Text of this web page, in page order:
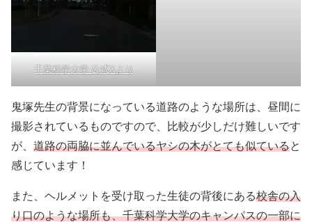
千葉科学大学 公式Xより
鬼塚先生の背景になっている道路のような場所は、昼間に
撮影されているものですので、比較が少しだけ難しいです
が、 道路の両脇に並んでいるヤシの木がとても似ていると
感じています！
また、ヘルメットを受け取った生徒の背後にある校舎の入
り口のような場所も、千葉科学大学のキャンパスの一部に